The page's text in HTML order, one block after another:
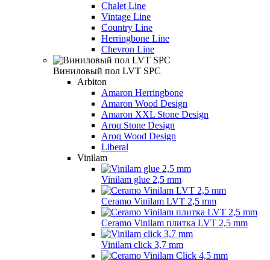
Chalet Line
Vintage Line
Country Line
Herringbone Line
Chevron Line
Виниловый пол LVT SPC
Arbiton
Amaron Herringbone
Amaron Wood Design
Amaron XXL Stone Design
Aroq Stone Design
Aroq Wood Design
Liberal
Vinilam
Vinilam glue 2,5 mm
Ceramo Vinilam LVT 2,5 mm
Ceramo Vinilam плитка LVT 2,5 mm
Vinilam click 3,7 mm